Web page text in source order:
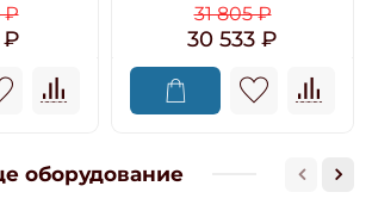
₽
₽
31 805 ₽
30 533 ₽
оборудование